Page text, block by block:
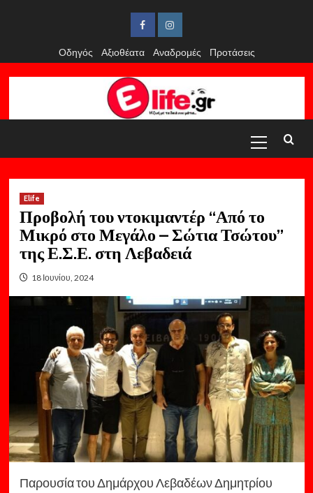
FacebookInstagram
Οδηγός
Αξιοθέατα Αναδρομές Προτάσεις
Menu
Elife
Προβολή του ντοκιμαντέρ “Από το
Μικρό στο Μεγάλο – Σώτια Τσώτου”
της Ε.Σ.Ε. στη Λεβαδειά
18 Ιουνίου, 2024
Παρουσία του Δημάρχου Λεβαδέων Δημητρίου